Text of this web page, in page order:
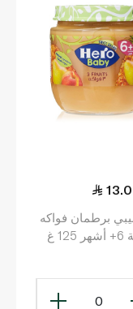
برطمان فواكه
غ
0